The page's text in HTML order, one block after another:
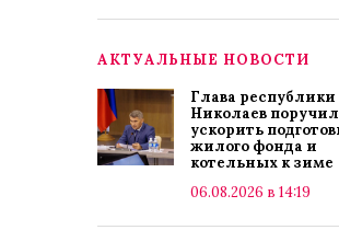
АКТУАЛЬНЫЕ НОВОСТИ
Глава
Николаев поручил
ускорить
жилого фонда и
котельных к зиме
06.08.2026 в 14:19